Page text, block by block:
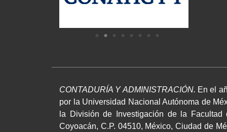
CONTADURÍA Y ADMINISTRACIÓN. En el
por la Universidad Nacional Autónoma de
la División de Investigación de la
Coyoacán, C.P. 04510, México, Ciudad de